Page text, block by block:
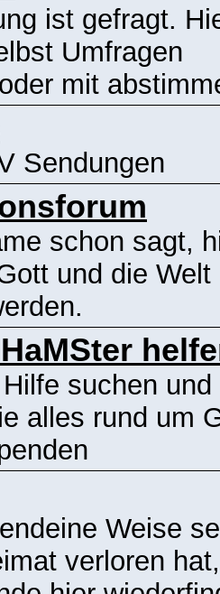
ist gefragt.
Umfragen
mit
Sendungen
schon sagt,
und die Welt
suchen und
alles rund um
Weise
verloren